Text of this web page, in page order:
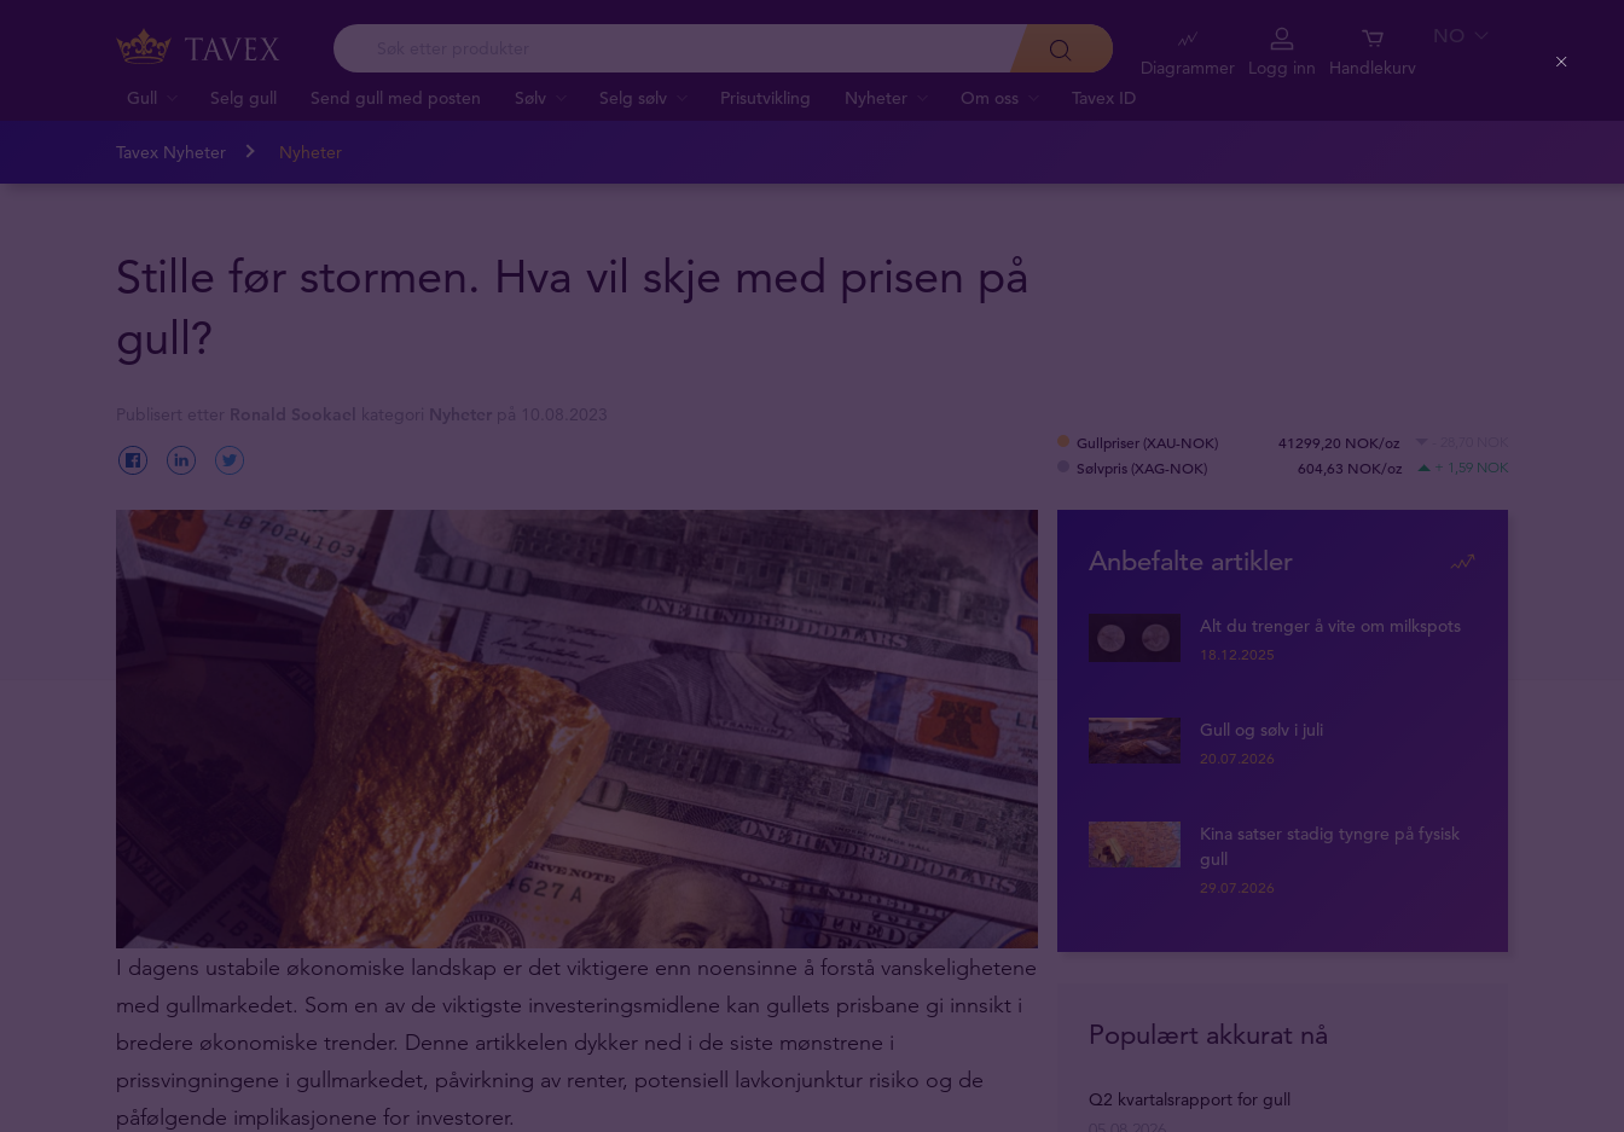
Gull Selg gull Send gull med posten Sølv Selg sølv Prisutvikling Nyheter Om oss Tavex ID
Diagrammer Logg inn Handlekurv
NO
Tavex Nyheter Nyheter
Stille før stormen. Hva vil skje med prisen på
gull?
Gullpriser (XAU-NOK) 41299,20 NOK/oz
Sølvpris (XAG-NOK) 604,63 NOK/oz + 1,59 NOK
I dagens ustabile økonomiske landskap er det viktigere enn noensinne å forstå vanskelighetene
med gullmarkedet. Som en av de viktigste investeringsmidlene kan gullets prisbane gi innsikt i
bredere økonomiske trender. Denne artikkelen dykker ned i de siste mønstrene i
prissvingningene i gullmarkedet, påvirkning av renter, potensiell lavkonjunktur risiko og de
påfølgende implikasjonene for investorer.
Anbefalte artikler
Alt du trenger å vite om milkspots
18.12.2025
Gull og sølv i juli
20.07.2026
Kina satser stadig tyngre på fysisk
gull
29.07.2026
Populært akkurat nå
Q2 kvartalsrapport for gull
Close